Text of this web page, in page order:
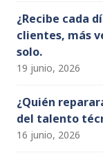
¿Recibe cada
clientes, más
solo.
19 junio, 2026
¿Quién
del talento
16 junio, 2026